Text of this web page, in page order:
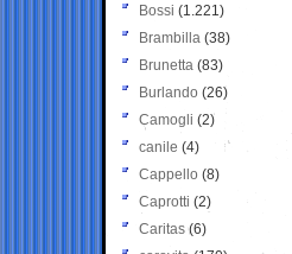
Bossi (1.221)
Brambilla (38)
Brunetta (83)
Burlando (26)
Camogli (2)
canile (4)
Cappello (8)
Caprotti (2)
Caritas (6)